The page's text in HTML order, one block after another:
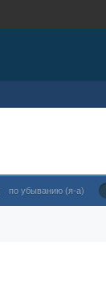
по убыванию (я-а)